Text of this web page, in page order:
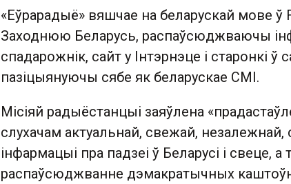
«Еўрарадыё» вяшчае на беларускай мове
Заходнюю Беларусь, распаўсюджваючы
спадарожнік, сайт у Інтэрнэце і старонкі
пазіцыянуючы сябе як беларускае СМІ.
Місіяй радыёстанцыі заяўлена
слухачам актуальнай, свежай, незалежнай,
інфармацыі пра падзеі ў Беларусі і свеце, а
распаўсюджванне дэмакратычных